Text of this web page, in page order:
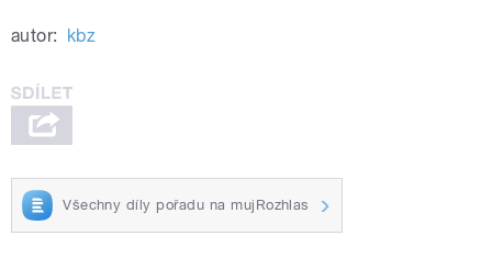
autor: kbz
Všechny díly pořadu na mujRozhlas